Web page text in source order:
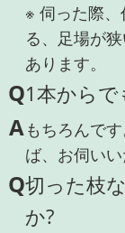
※ 伺った際
る、足場が
あります。
Q1本から
Aもちろんで
ば、お伺いい
Q切った枝
か?